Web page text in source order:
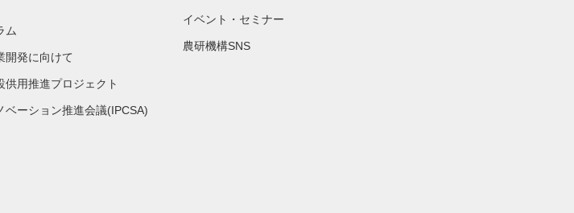
ム
開発に向けて
供用推進プロジェクト
ベーション推進会議(IPCSA)
イベント・セミナー
農研機構SNS